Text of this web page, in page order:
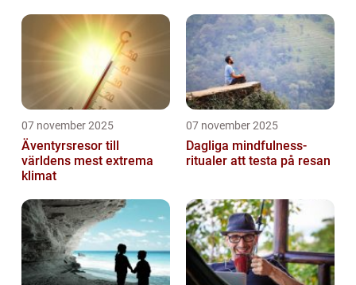
07 november 2025
Äventyrsresor till
världens mest extrema
klimat
07 november 2025
Dagliga mindfulness-
ritualer att testa på resan